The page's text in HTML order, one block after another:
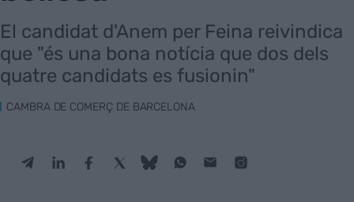
El candidat d'Anem per Feina reivindica
que "és una bona notícia que dos dels
quatre candidats es fusionin"
CAMBRA DE COMERÇ DE BARCELONA